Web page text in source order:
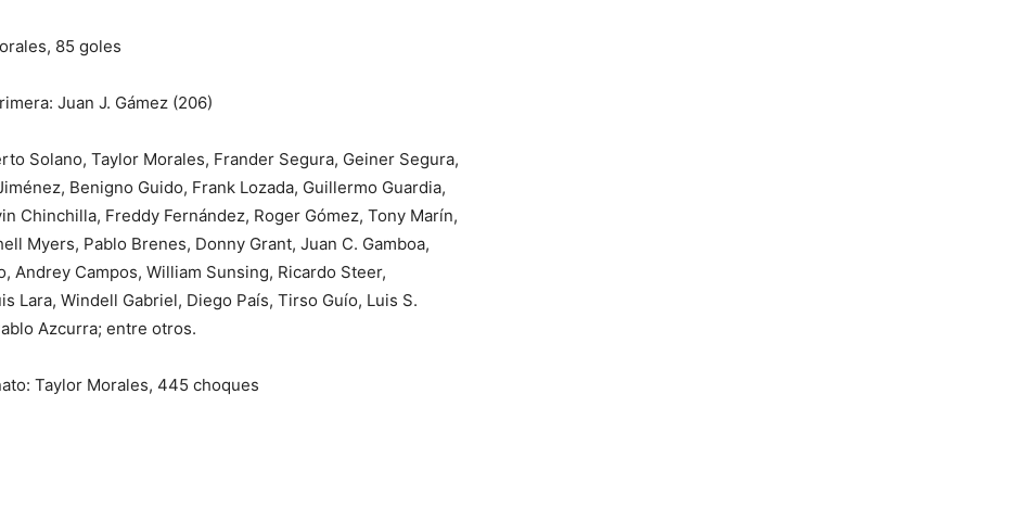
85 goles
Juan J. Gámez (206)
Solano, Taylor Morales, Frander Segura, Geiner Segura,
Benigno Guido, Frank Lozada, Guillermo Guardia,
Chinchilla, Freddy Fernández, Roger Gómez, Tony Marín,
Myers, Pablo Brenes, Donny Grant, Juan C. Gamboa,
Andrey Campos, William Sunsing, Ricardo Steer,
Lara, Windell Gabriel, Diego País, Tirso Guío, Luis S.
Azcurra; entre otros.
Taylor Morales, 445 choques